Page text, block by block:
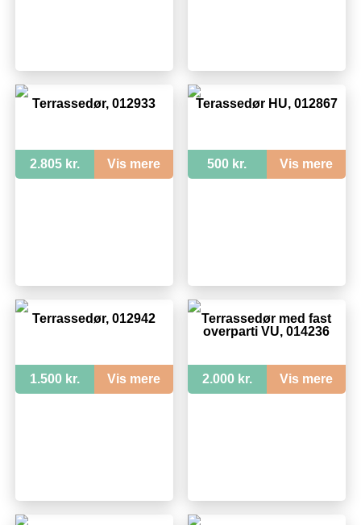
Terrassedør, 012933
2.805 kr. Vis mere
Terassedør HU, 012867
500 kr. Vis mere
Terrassedør, 012942
1.500 kr. Vis mere
Terrassedør med fast
overparti VU, 014236
2.000 kr. Vis mere